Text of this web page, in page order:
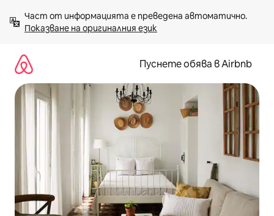
към
съдържанието
Показване на оригиналния език
Пуснете обява в Airbnb